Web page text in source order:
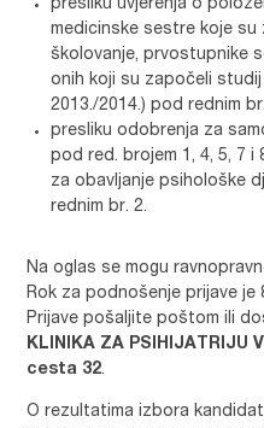
presliku uvjerenja o
medicinske sestre koje
školovanje, prvostupnike
onih koji su započeli
2013./2014.) pod rednim
presliku odobrenja za
pod red. brojem 1, 4, 5, 7
za obavljanje psihološke
rednim br. 2.
Na oglas se mogu
Rok za podnošenje prijave je
Prijave pošaljite poštom ili
KLINIKA ZA PSIHIJATRIJU
cesta 32.
O rezultatima izbora